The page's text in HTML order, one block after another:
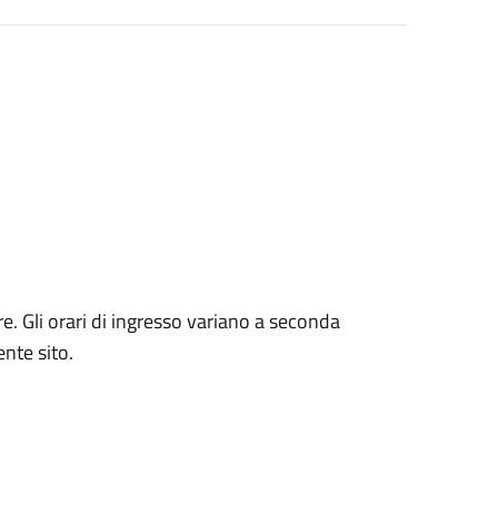
Gli orari di ingresso variano a seconda
sito.